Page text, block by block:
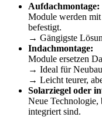
Aufdachmontage:
Module werden
befestigt.
→ Gängigste
Indachmontage:
Module ersetzen
→ Ideal für
→ Leicht teurer,
Solarziegel oder
Neue Technologie,
integriert sind.